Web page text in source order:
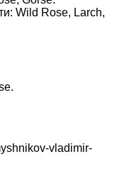
Wild Rose, Larch,
vladimir-